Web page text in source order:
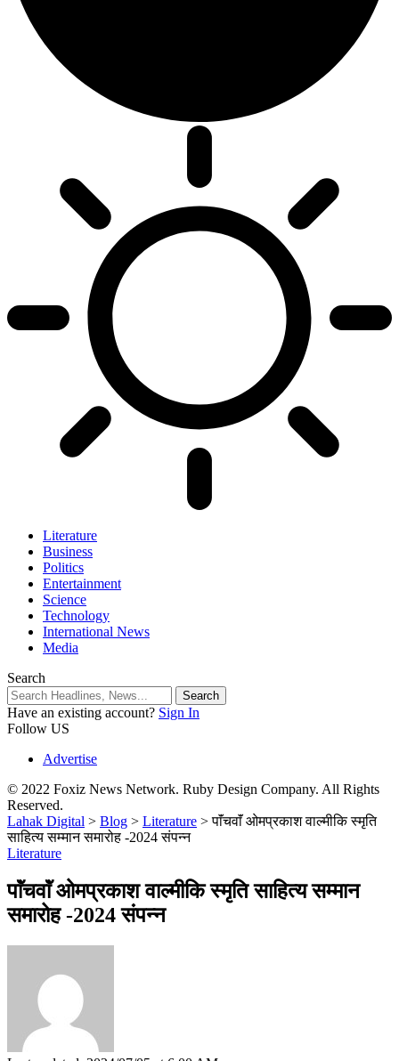
Literature
Business
Politics
Entertainment
Science
Technology
International News
Media
Search
Have an existing account? Sign In
Follow US
Advertise
© 2022 Foxiz News Network. Ruby Design Company. All Rights
Reserved.
Lahak Digital > Blog > Literature >पाॅंचवाॅं ओमप्रकाश वाल्मीकि स्मृति
साहित्य सम्मान समारोह -2024 संपन्न
Literature
पाॅंचवाॅं ओमप्रकाश वाल्मीकि स्मृति साहित्य सम्मान
समारोह -2024 संपन्न